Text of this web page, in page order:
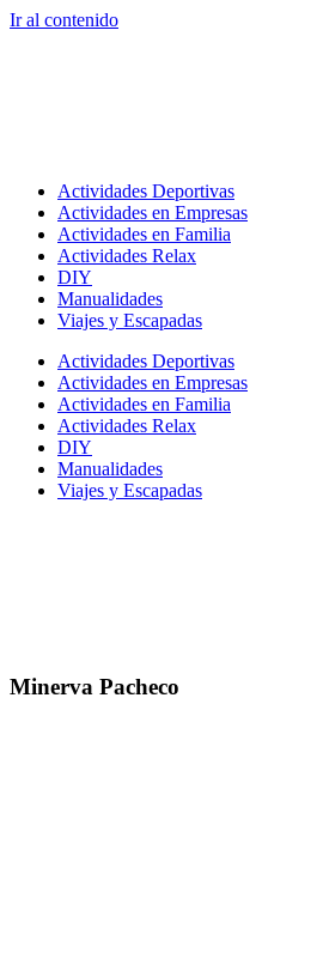
Ir al contenido
Actividades Deportivas
Actividades en Empresas
Actividades en Familia
Actividades Relax
DIY
Manualidades
Viajes y Escapadas
Actividades Deportivas
Actividades en Empresas
Actividades en Familia
Actividades Relax
DIY
Manualidades
Viajes y Escapadas
Minerva Pacheco